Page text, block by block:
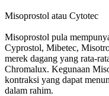
Misoprostol atau Cytotec
Misoprostol pula
Cyprostol, Mibetec,
merek dagang yang rata-
Chromalux. Kegunaan
kontraksi yang dapat
dalam rahim.